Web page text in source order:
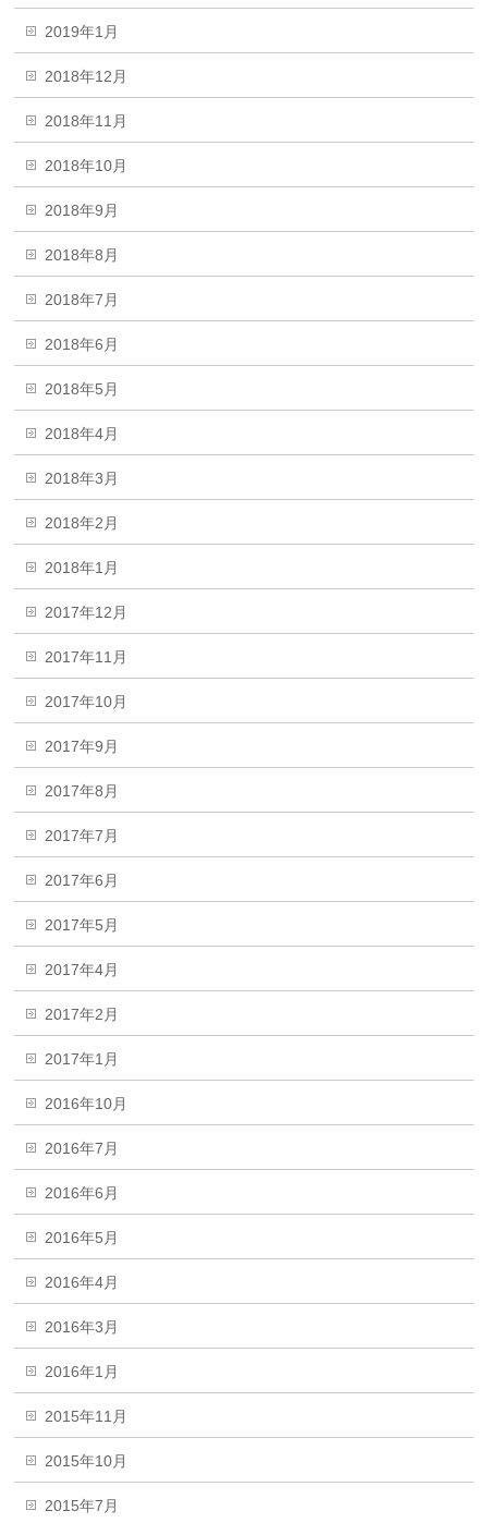
2019年1月
2018年12月
2018年11月
2018年10月
2018年9月
2018年8月
2018年7月
2018年6月
2018年5月
2018年4月
2018年3月
2018年2月
2018年1月
2017年12月
2017年11月
2017年10月
2017年9月
2017年8月
2017年7月
2017年6月
2017年5月
2017年4月
2017年2月
2017年1月
2016年10月
2016年7月
2016年6月
2016年5月
2016年4月
2016年3月
2016年1月
2015年11月
2015年10月
2015年7月